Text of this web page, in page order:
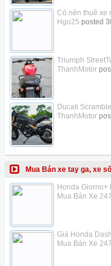
Có nên thuê xe
Hgo25 posted
Triumph
ThanhMotor
Ducati
ThanhMotor
Mua Bán xe tay ga, xe
Honda Giorno+
Mua Bán Xe 247
Giá Honda
Mua Bán Xe 247